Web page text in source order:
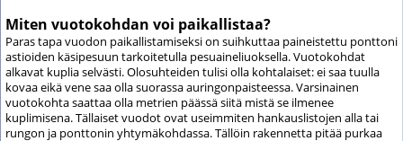
Miten vuotokohdan voi paikallistaa?
Paras tapa vuodon paikallistamiseksi on suihkuttaa paineistettu ponttoni
astioiden käsipesuun tarkoitetulla pesuaineliuoksella. Vuotokohdat
alkavat kuplia selvästi. Olosuhteiden tulisi olla kohtalaiset: ei saa tuulla
kovaa eikä vene saa olla suorassa auringonpaisteessa. Varsinainen
vuotokohta saattaa olla metrien päässä siitä mistä se ilmenee
kuplimisena. Tällaiset vuodot ovat useimmiten hankauslistojen alla tai
rungon ja ponttonin yhtymäkohdassa. Tällöin rakennetta pitää purkaa